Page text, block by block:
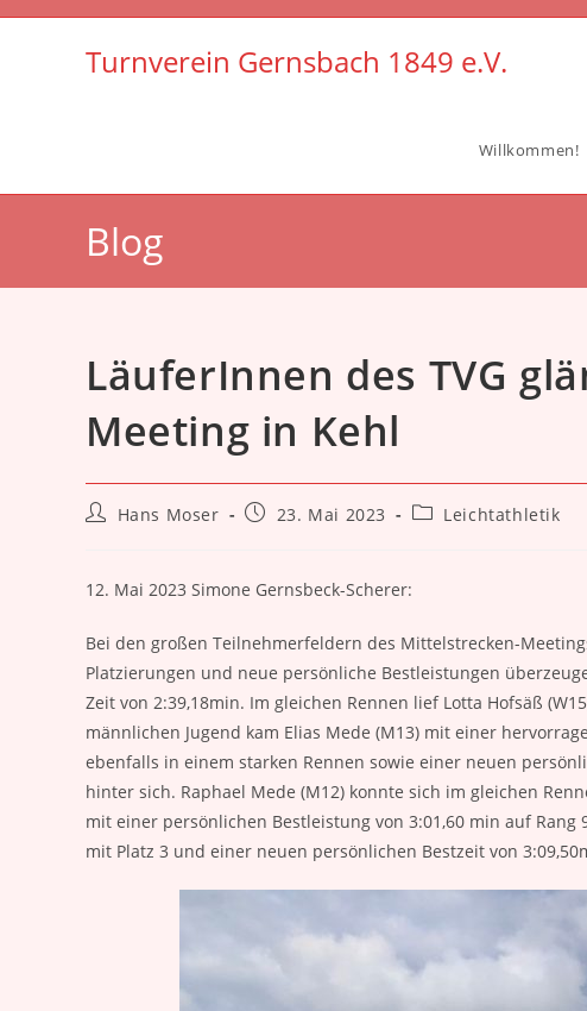
Zum
Turnverein Gernsbach 1849 e.V.
Willkommen!
Blog
LäuferInnen des TVG
Meeting in Kehl
Beitrags-
Hans Moser
Beitrag23. Mai 2023
Beitrags-
Leichtathletik
12. Mai 2023 Simone Gernsbeck-Scherer:
Bei den großen Teilnehmerfeldern des Mittelstrecken-
Platzierungen und neue persönliche Bestleistungen
Zeit von 2:39,18min. Im gleichen Rennen lief Lotta Hofsäß
männlichen Jugend kam Elias Mede (M13) mit einer
ebenfalls in einem starken Rennen sowie einer neuen
hinter sich. Raphael Mede (M12) konnte sich im gleichen
mit einer persönlichen Bestleistung von 3:01,60 min auf
mit Platz 3 und einer neuen persönlichen Bestzeit von